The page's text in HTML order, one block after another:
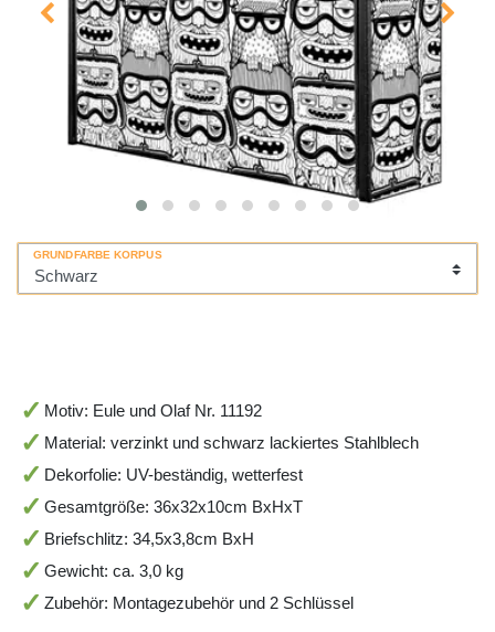
GRUNDFARBE KORPUS
Motiv: Eule und Olaf Nr. 11192
Material: verzinkt und schwarz lackiertes Stahlblech
Dekorfolie: UV-beständig, wetterfest
Gesamtgröße: 36x32x10cm BxHxT
Briefschlitz: 34,5x3,8cm BxH
Gewicht: ca. 3,0 kg
Zubehör: Montagezubehör und 2 Schlüssel